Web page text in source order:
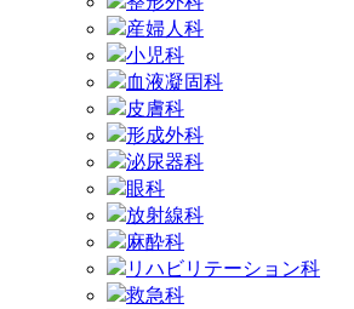
産婦人科
小児科
血液凝固科
皮膚科
形成外科
泌尿器科
眼科
放射線科
麻酔科
リハビリテーション科
救急科